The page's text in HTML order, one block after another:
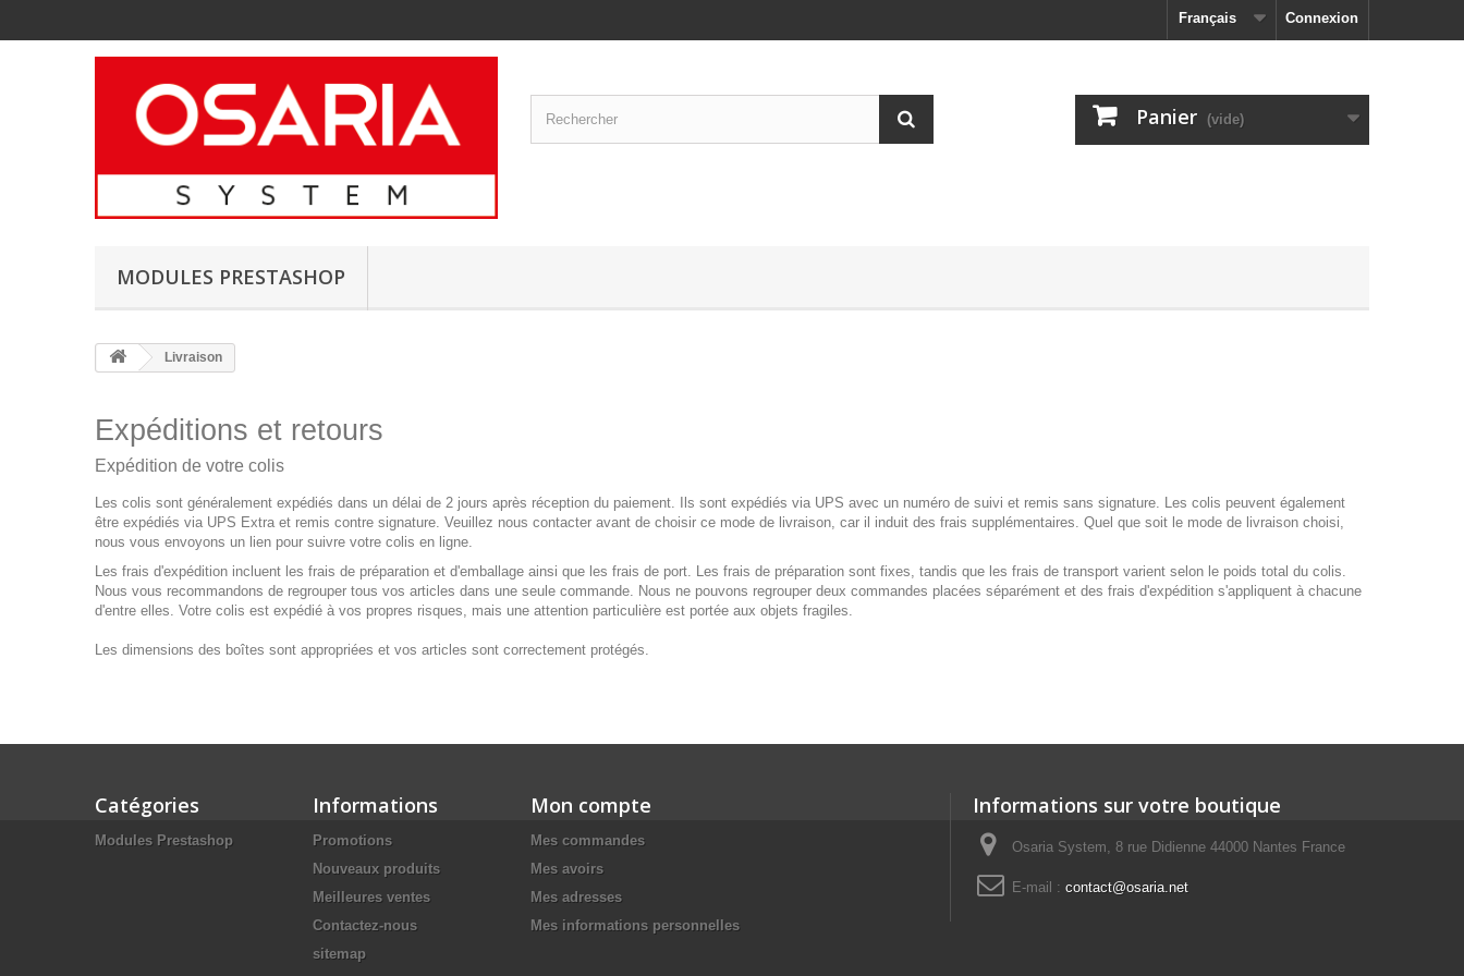
Connexion
Français
Panier (vide)
MODULES PRESTASHOP
Livraison
Expéditions et retours
Expédition de votre colis
Les colis sont généralement expédiés dans un délai de 2 jours après réception du paiement. Ils sont expédiés via UPS avec un numéro de suivi et remis sans signature. Les colis peuvent également
être expédiés via UPS Extra et remis contre signature. Veuillez nous contacter avant de choisir ce mode de livraison, car il induit des frais supplémentaires. Quel que soit le mode de livraison choisi,
nous vous envoyons un lien pour suivre votre colis en ligne.
Les frais d'expédition incluent les frais de préparation et d'emballage ainsi que les frais de port. Les frais de préparation sont fixes, tandis que les frais de transport varient selon le poids total du colis.
Nous vous recommandons de regrouper tous vos articles dans une seule commande. Nous ne pouvons regrouper deux commandes placées séparément et des frais d'expédition s'appliquent à chacune
d'entre elles. Votre colis est expédié à vos propres risques, mais une attention particulière est portée aux objets fragiles.
Les dimensions des boîtes sont appropriées et vos articles sont correctement protégés.
Catégories
Modules Prestashop
Informations
Promotions
Nouveaux produits
Meilleures ventes
Contactez-nous
sitemap
Mon compte
Mes commandes
Mes avoirs
Mes adresses
Mes informations personnelles
Informations sur votre boutique
Osaria System, 8 rue Didienne 44000 Nantes France
E-mail : contact@osaria.net